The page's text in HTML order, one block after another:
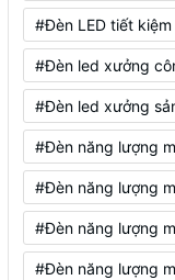
#Đèn LED tiết
#Đèn led xưởng
#Đèn led xưởng
#Đèn năng lượng
#Đèn năng lượng
#Đèn năng lượng
#Đèn năng lượng